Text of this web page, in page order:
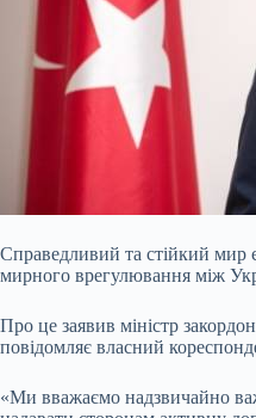
Справедливий та стійкий мир
мирного врегулювання між
Про це заявив міністр
повідомляє власний
«Ми вважаємо надзвичайно